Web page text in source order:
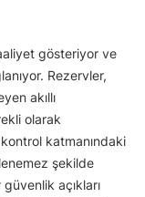
gösteriyor ve
Rezervler,
akıllı
olarak
katmanındaki
şekilde
açıkları